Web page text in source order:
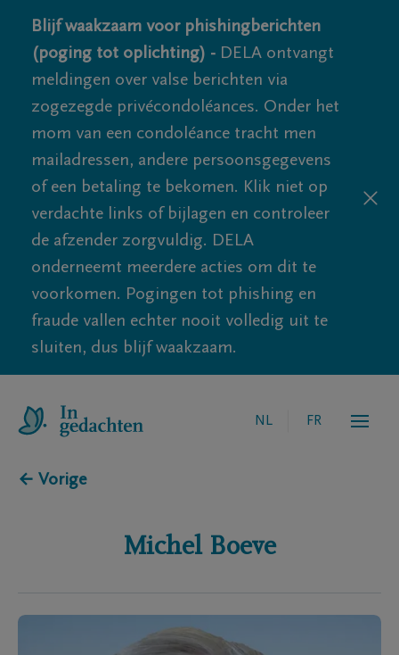
Blijf waakzaam voor phishingberichten
(poging tot oplichting) - DELA ontvangt
meldingen over valse berichten via
zogezegde privécondoléances. Onder het
mom van een condoléance tracht men
mailadressen, andere persoonsgegevens
of een betaling te bekomen. Klik niet op
verdachte links of bijlagen en controleer
de afzender zorgvuldig. DELA
onderneemt meerdere acties om dit te
voorkomen. Pogingen tot phishing en
fraude vallen echter nooit volledig uit te
sluiten, dus blijf waakzaam.
NL FR
← Vorige
Michel Boeve